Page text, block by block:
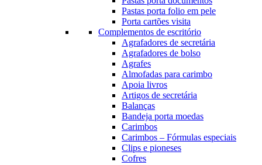
Pastas porta folio em pele
Porta cartões visita
Complementos de escritório
Agrafadores de secretária
Agrafadores de bolso
Agrafes
Almofadas para carimbo
Apoia livros
Artigos de secretária
Balanças
Bandeja porta moedas
Carimbos
Carimbos – Fórmulas especiais
Clips e pioneses
Cofres